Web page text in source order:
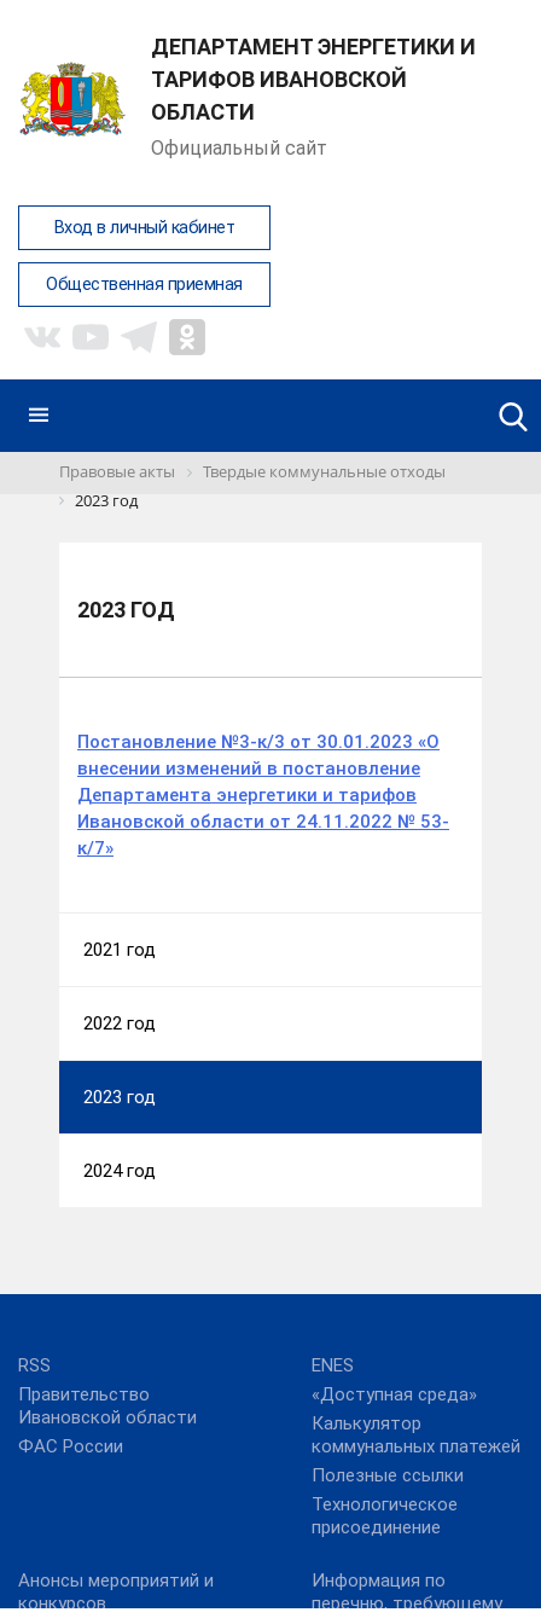
ДЕПАРТАМЕНТ ЭНЕРГЕТИКИ И
ТАРИФОВ ИВАНОВСКОЙ
ОБЛАСТИ
Официальный сайт
Вход в личный кабинет
Общественная приемная
Правовые акты
Твердые коммунальные отходы
2023 год
2023 ГОД
Постановление №3-к/3 от 30.01.2023 «О
внесении изменений в постановление
Департамента энергетики и тарифов
Ивановской области от 24.11.2022 № 53-
к/7»
2021 год
2022 год
2023 год
2024 год
RSS
Правительство
Ивановской области
ФАС России
ENES
«Доступная среда»
Калькулятор
коммунальных платежей
Полезные ссылки
Технологическое
присоединение
Анонсы мероприятий и
конкурсов
Информация по
перечню, требующему